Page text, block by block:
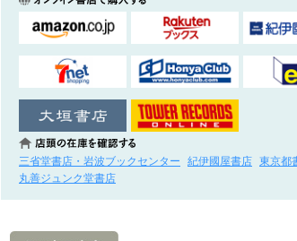
三省堂書店・岩波ブックセンター 紀伊國屋書店 東京都
丸善ジュンク堂書店